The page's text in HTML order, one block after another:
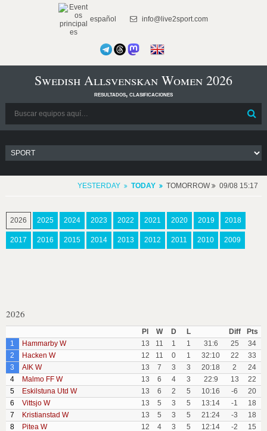
español info@live2sport.com
Swedish Allsvenskan Women 2026
resultados, clasificaciones
YESTERDAY TODAY TOMORROW 09/08 15:17
2026 2025 2024 2023 2022 2021 2020 2019 2018
2017 2016 2015 2014 2013 2012 2011 2010 2009
2026
Pl W D L Diff
Pts
1
Hammarby W 13 11 1 1 31:6 25
34
2
Hacken W 12 11 0 1 32:10 22
33
3
AIK W 13 7 3 3 20:18 2
24
4
Malmo FF W 13 6 4 3 22:9 13
22
5
Eskilstuna Utd W 13 6 2 5 10:16 -6
20
6
Vittsjo W 13 5 3 5 13:14 -1
18
7
Kristianstad W 13 5 3 5 21:24 -3
18
8
Pitea W 12 4 3 5 12:14 -2
15